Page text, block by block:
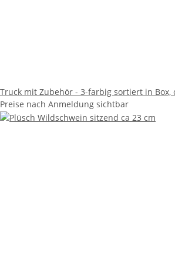
Truck mit Zubehör - 3-farbig sortiert in Box,
Preise nach Anmeldung sichtbar